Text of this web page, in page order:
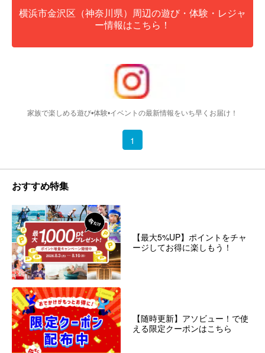
横浜市金沢区（神奈川県）周辺の遊び・体験・レジャ
ー情報はこちら！
家族で楽しめる遊び•体験•イベントの最新情報をいち早くお届け！
1
おすすめ特集
【最大5%UP】ポイントをチャ
ージしてお得に楽しもう！
【随時更新】アソビュー！で使
える限定クーポンはこちら